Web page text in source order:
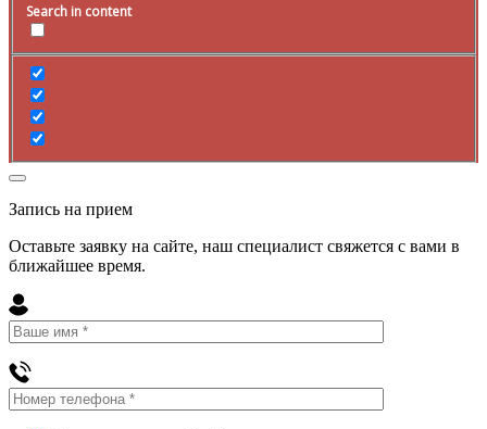
Search in content
Запись на прием
Оставьте заявку на сайте, наш специалист свяжется с вами в
ближайшее время.